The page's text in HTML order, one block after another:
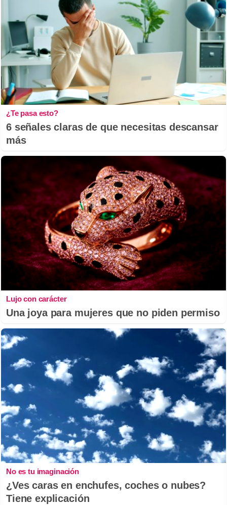
¿Te pasa esto?
6 señales claras de que necesitas descansar
más
Lujo con carácter
Una joya para mujeres que no piden permiso
No es tu imaginación
¿Ves caras en enchufes, coches o nubes?
Tiene explicación